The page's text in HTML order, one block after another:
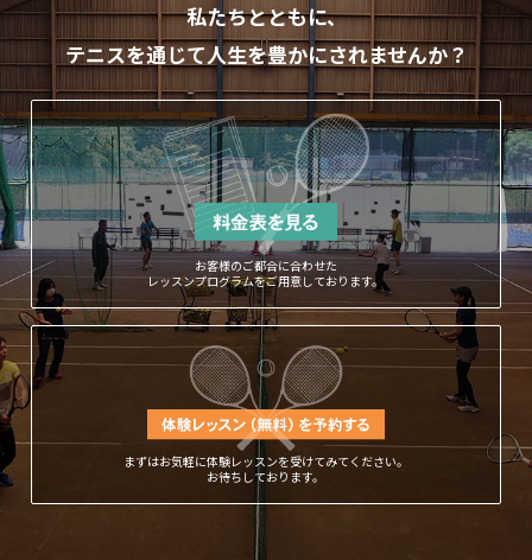
私たちとともに、
テニスを通じて人生を豊かにされませんか？
お客様のご都合に合わせた
レッスンプログラムをご用意しております。
まずはお気軽に体験レッスンを受けてみてください。
お待ちしております。